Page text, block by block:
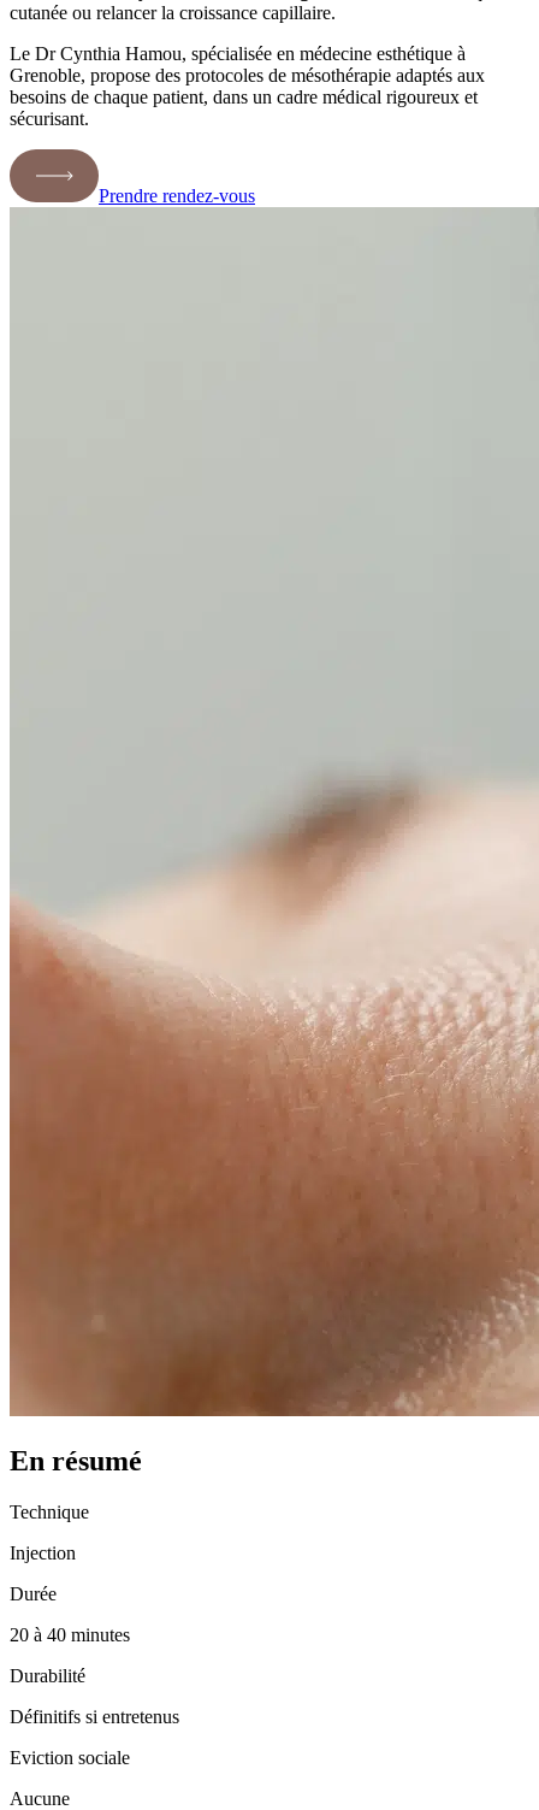
cutanée ou relancer la croissance capillaire.
Le Dr Cynthia Hamou, spécialisée en médecine esthétique à
Grenoble, propose des protocoles de mésothérapie adaptés aux
besoins de chaque patient, dans un cadre médical rigoureux et
sécurisant.
Prendre rendez-vous
En résumé
Technique
Injection
Durée
20 à 40 minutes
Durabilité
Définitifs si entretenus
Eviction sociale
Aucune